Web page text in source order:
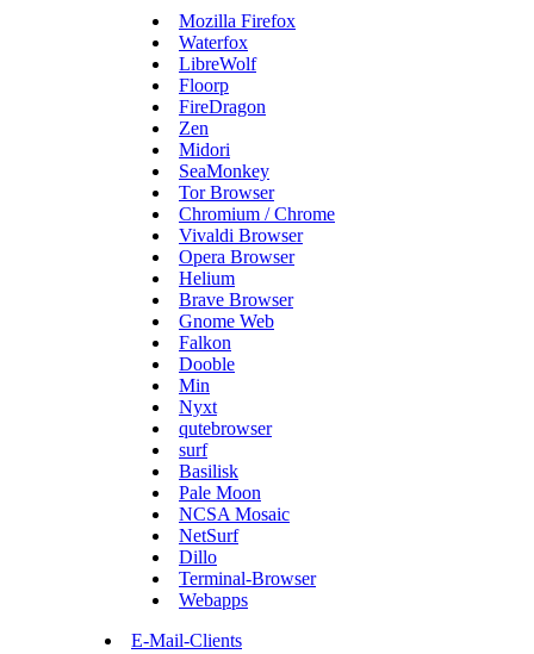
Mozilla Firefox
Waterfox
LibreWolf
Floorp
FireDragon
Zen
Midori
SeaMonkey
Tor Browser
Chromium / Chrome
Vivaldi Browser
Opera Browser
Helium
Brave Browser
Gnome Web
Falkon
Dooble
Min
Nyxt
qutebrowser
surf
Basilisk
Pale Moon
NCSA Mosaic
NetSurf
Dillo
Terminal-Browser
Webapps
E-Mail-Clients